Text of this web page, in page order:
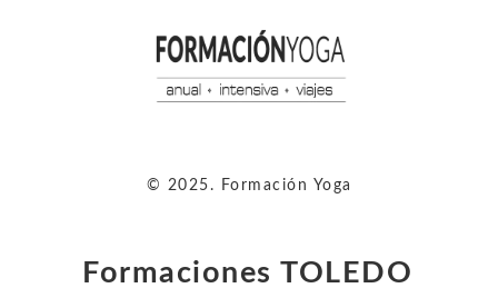
© 2025. Formación Yoga
Formaciones TOLEDO